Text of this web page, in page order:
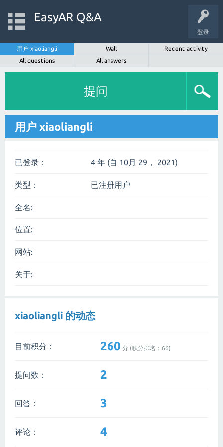
登录
EasyAR Q&A
用户 xiaoliangli Wall
Recent activity
All questions
All answers
提问
用户 xiaoliangli
已登录： 4 年 (自 10月 29， 2021)
类型： 已注册用户
全名:
位置:
网站:
关于:
xiaoliangli 的动态
目前积分： 260 分 (积分排名： 66)
提问数： 2
回答： 3
评论： 4